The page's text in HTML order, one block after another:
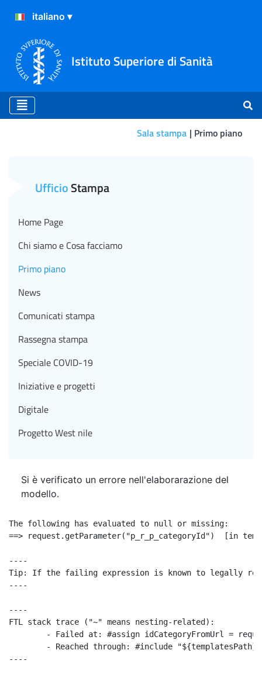
Istituto Superiore di Sanità
Sala stampa Primo piano
Si è verificato un errore nell'elaborarazione del
modello.
The following has evaluated to null or missing:
==> request.getParameter("p_r_p_categoryId")  [in
----
Tip: If the failing expression is known to legally refer
----
----
FTL stack trace ("~" means nesting-related):
----
UfficioStampa
Home Page
Chi siamo e Cosa facciamo
Primo piano
News
Comunicati stampa
Rassegna stampa
Speciale COVID-19
Iniziative e progetti
Digitale
Progetto West nile